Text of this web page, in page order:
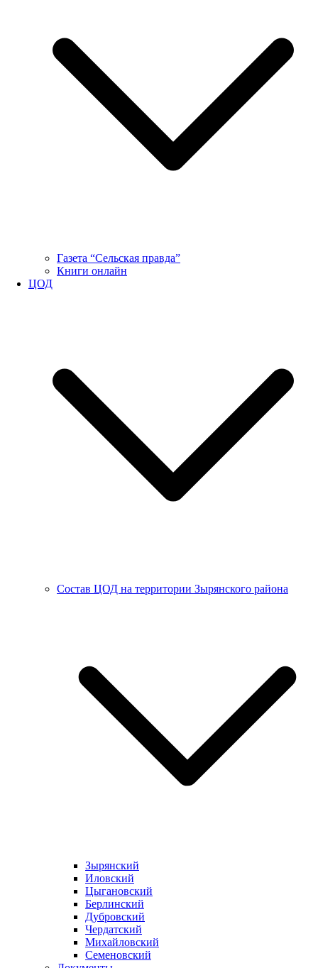
Газета “Сельская правда”
Книги онлайн
ЦОД
Состав ЦОД на территории Зырянского района
Зырянский
Иловский
Цыгановский
Берлинский
Дубровский
Чердатский
Михайловский
Семеновский